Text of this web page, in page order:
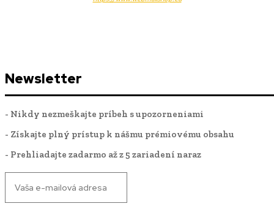
Newsletter
- Nikdy nezmeškajte príbeh s upozorneniami
- Získajte plný prístup k nášmu prémiovému obsahu
- Prehliadajte zadarmo až z 5 zariadení naraz